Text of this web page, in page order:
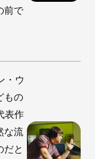
前で
・ウ
もの
表作
な流
だと